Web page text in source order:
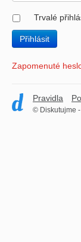
Trvalé
Zapomenuté
Pravidla
© Diskutujme